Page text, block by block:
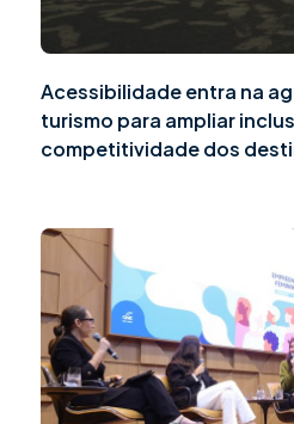
Acessibilidade entra na
turismo para ampliar
competitividade dos